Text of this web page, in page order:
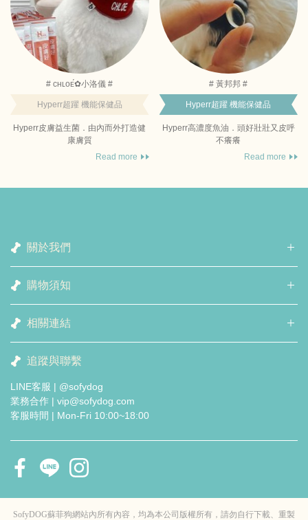
# ᴄʜʟᴏᴇ́✿小洛儀 #
Hyperr超躍 機能保健品
Hyperr皮膚益生菌．由內而外打造健
康膚質
Read more
# 黃邦邦 #
Hyperr超躍 機能保健品
Hyperr高濃度魚油．頭好壯壯又皮呼
不癢癢
Read more
關於我們
購物須知
相關連結
追蹤與聯繫
LINE客服 | @sofydog
業務合作 | vip@sofydog.com
客服時間 | Mon-Fri 10:00~18:00
SofyDOG蘇菲狗網站內所有內容，均為本公司版權所有，請勿自行下載、重製